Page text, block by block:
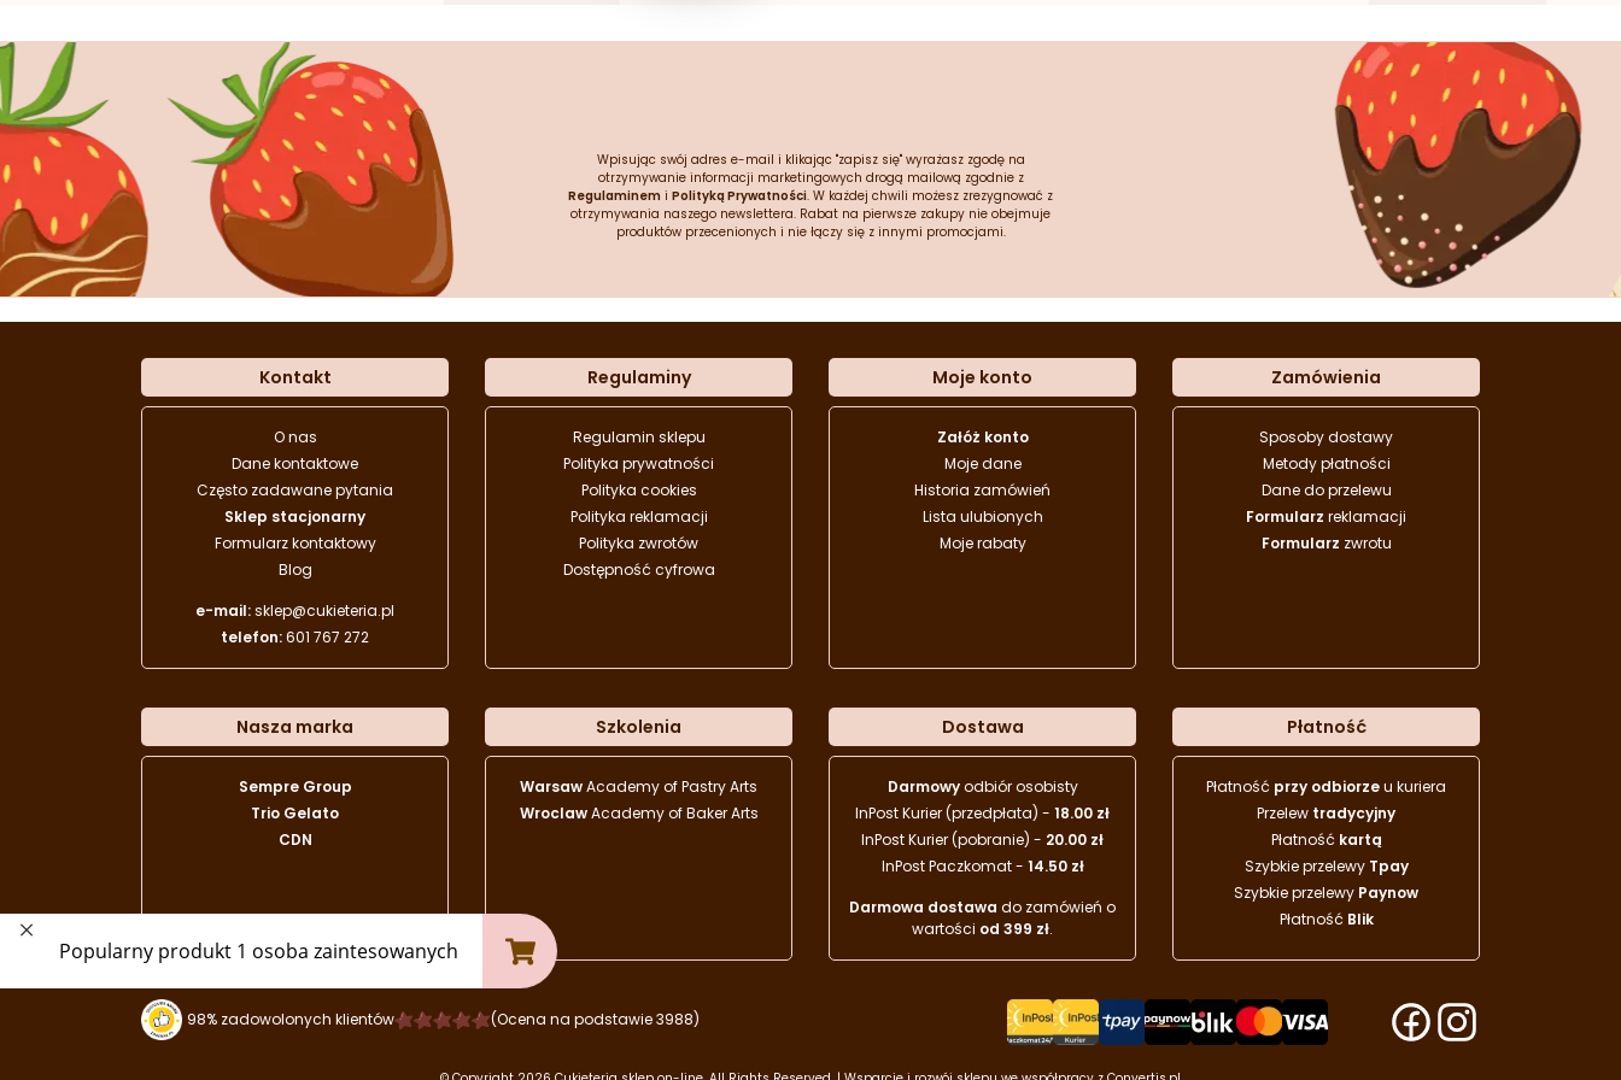
Wpisując swój adres e-mail i klikając "zapisz się" wyrażasz zgodę na
otrzymywanie informacji marketingowych drogą mailową zgodnie z
Regulaminem i Polityką Prywatności. W każdej chwili możesz zrezygnować z
otrzymywania naszego newslettera. Rabat na pierwsze zakupy nie obejmuje
produktów przecenionych i nie łączy się z innymi promocjami.
Kontakt
O nas
Dane kontaktowe
Często zadawane pytania
Sklep stacjonarny
Formularz kontaktowy
Blog
e-mail:sklep@cukieteria.pl
telefon:601 767 272
Regulaminy
Regulamin sklepu
Polityka prywatności
Polityka cookies
Polityka reklamacji
Polityka zwrotów
Dostępność cyfrowa
Moje konto
Załóż konto
Moje dane
Historia zamówień
Lista ulubionych
Moje rabaty
Zamówienia
Sposoby dostawy
Metody płatności
Dane do przelewu
Formularz reklamacji
Formularz zwrotu
Nasza marka
Sempre Group
Trio Gelato
CDN
Szkolenia
WarsawAcademy of Pastry Arts
WroclawAcademy of Baker Arts
Dostawa
Darmowyodbiór osobisty
InPost Kurier (przedpłata) - 18.00 zł
InPost Kurier (pobranie) - 20.00 zł
InPost Paczkomat - 14.50 zł
Darmowa dostawa do zamówień o
wartości od 399 zł.
Płatność
Płatność przy odbiorzeu kuriera
Przelew tradycyjny
Płatność kartą
Szybkie przelewy Tpay
Szybkie przelewy Paynow
Płatność Blik
98% zadowolonych klientów (Ocena na podstawie 3988)